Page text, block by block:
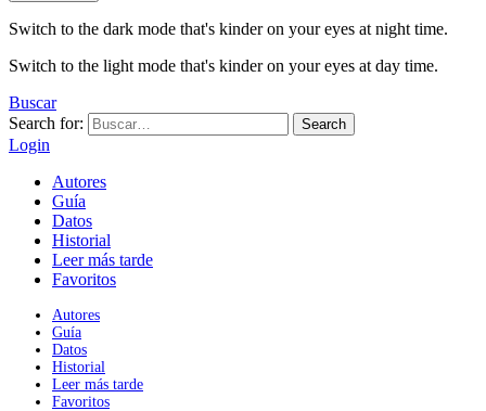
Switch to the dark mode that's kinder on your eyes at night time.
Switch to the light mode that's kinder on your eyes at day time.
Buscar
Search for:
Search
Login
Autores
Guía
Datos
Historial
Leer más tarde
Favoritos
Autores
Guía
Datos
Historial
Leer más tarde
Favoritos